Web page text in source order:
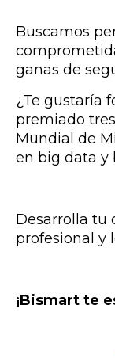
Buscamos
ganas de
¿Te gustaría
premiado
Mundial de
en big data y
Desarrolla tu
profesional y
¡Bismart te